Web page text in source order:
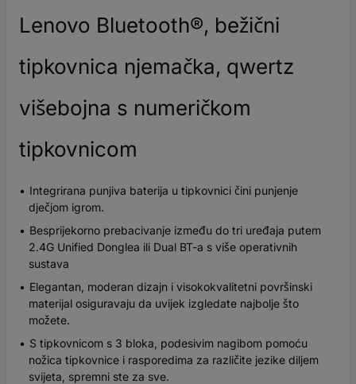
Lenovo Bluetooth®, bežični
tipkovnica njemačka, qwertz
višebojna s numeričkom
tipkovnicom
Integrirana punjiva baterija u tipkovnici čini punjenje
dječjom igrom.
Besprijekorno prebacivanje između do tri uređaja putem
2.4G Unified Donglea ili Dual BT-a s više operativnih
sustava
Elegantan, moderan dizajn i visokokvalitetni površinski
materijal osiguravaju da uvijek izgledate najbolje što
možete.
S tipkovnicom s 3 bloka, podesivim nagibom pomoću
nožica tipkovnice i rasporedima za različite jezike diljem
svijeta, spremni ste za sve.